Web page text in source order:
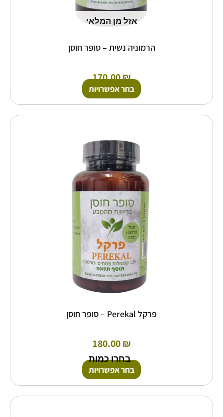
אזל מן המלאי
הרמוניה נשית – סופר חוסן
170.00₪
בחר אפשרויות
פרקל Perekal – סופר חוסן
180.00₪
בחרו כמות
בחר אפשרויות
יש
מספר
סוגים.
ניתן
לבחור
את
האפשרויות
בעמוד
המוצר